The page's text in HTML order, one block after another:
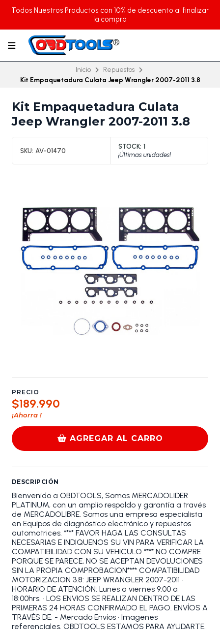
Todos Nuestros Productos con 10% de descuento al finalizar
la compra
Inicio
Repuestos
Kit Empaquetadura Culata Jeep Wrangler 2007-2011 3.8
Kit Empaquetadura Culata
Jeep Wrangler 2007-2011 3.8
SKU: AV-01470
STOCK: 1
¡Últimas unidades!
PRECIO
$189.990
¡Ahorra !
AGREGAR AL CARRO
DESCRIPCIÓN
Bienvenido a OBDTOOLS, Somos MERCADOLIDER
PLATINUM, con un amplio respaldo y garantía a través
de MERCADOLIBRE. Somos una empresa especialista
en Equipos de diagnóstico electrónico y repuestos
automotrices. **** FAVOR HAGA LAS CONSULTAS
NECESARIAS E INDIQUENOS SU VIN PARA VERIFICAR LA
COMPATIBILIDAD CON SU VEHICULO **** NO COMPRE
PORQUE SE PARECE, NO SE ACEPTAN DEVOLUCIONES
SIN LA PROPIA COMPROBACION**** COMPATIBILIDAD
MOTORIZACION 3.8: JEEP WRANGLER 2007-2011 •
HORARIO DE ATENCIÓN: Lunes a viernes 9:00 a
18:00hrs. • LOS ENVIOS SE REALIZAN DENTRO DE LAS
PRIMERAS 24 HORAS CONFIRMADO EL PAGO. ENVÍOS A
TRAVÉS DE: - Mercado Envíos • Imagenes
referenciales. OBDTOOLS ESTAMOS PARA AYUDARTE.